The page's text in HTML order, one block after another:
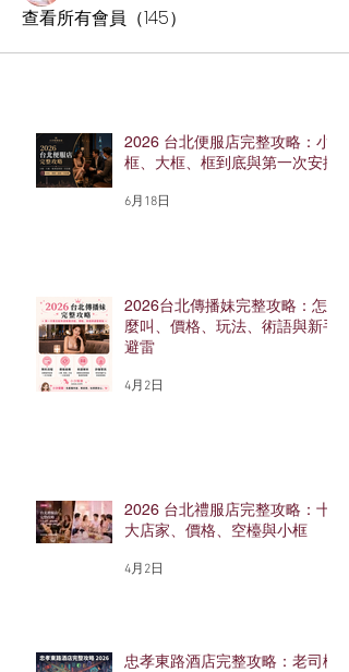
查看所有會員（145）
2026 台北便服店完整攻略：小
框、大框、框到底與第一次安排
6月18日
2026台北傳播妹完整攻略：怎
麼叫、價格、玩法、術語與新手
避雷
4月2日
2026 台北禮服店完整攻略：十
大店家、價格、空檯與小框
4月2日
忠孝東路酒店完整攻略：老司機